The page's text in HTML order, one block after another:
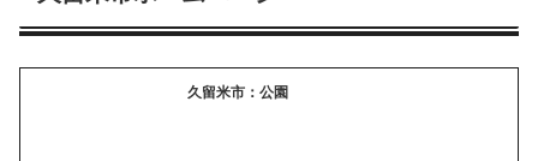
久留米市：公園